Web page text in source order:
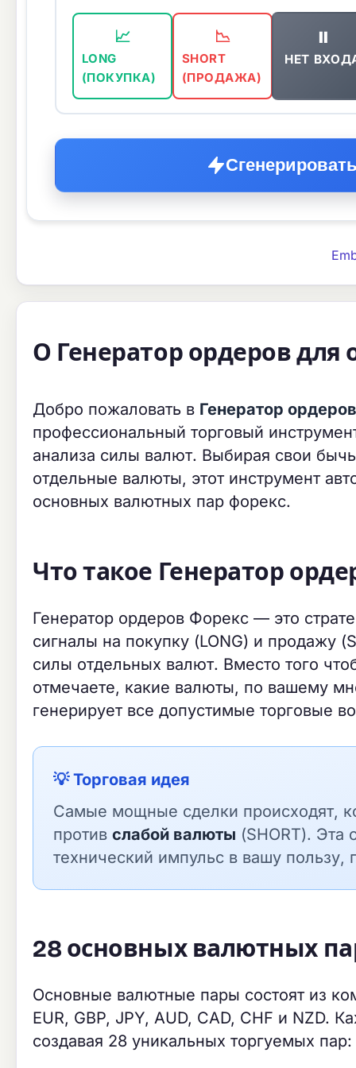
📈
LONG
(ПОКУПКА)
📉
SHORT
(ПРОДАЖА)
⏸️
НЕТ
О Генератор ордеров
Добро пожаловать в Генератор
профессиональный торговый
анализа силы валют. Выбирая свои
отдельные валюты, этот инструмент
основных валютных пар форекс.
Что такое Генератор
Генератор ордеров Форекс — это
сигналы на покупку (LONG) и продажу
силы отдельных валют. Вместо того
отмечаете, какие валюты, по вашему
генерирует все допустимые торговые
💡 Торговая идея
Самые мощные сделки происходят,
против слабой валюты (SHORT). Эта
технический импульс в вашу
28 основных валютных
Основные валютные пары состоят из
EUR, GBP, JPY, AUD, CAD, CHF и NZD.
создавая 28 уникальных торгуемых пар: